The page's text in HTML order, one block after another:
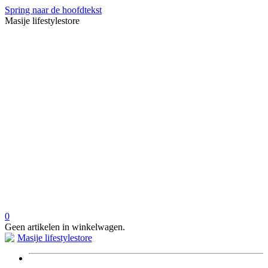
Spring naar de hoofdtekst
Masije lifestylestore
0
Geen artikelen in winkelwagen.